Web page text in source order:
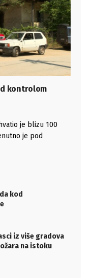
kontrolom
je blizu 100
je pod
kod
iz više gradova
na istoku